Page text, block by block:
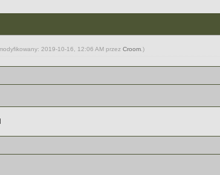
2019-10-16, 12:06 AM przezCroom .)